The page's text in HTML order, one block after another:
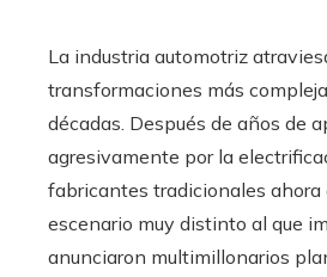
La industria automotriz
transformaciones más
décadas. Después de años de
agresivamente por la
fabricantes tradicionales
escenario muy distinto al que
anunciaron multimillonarios